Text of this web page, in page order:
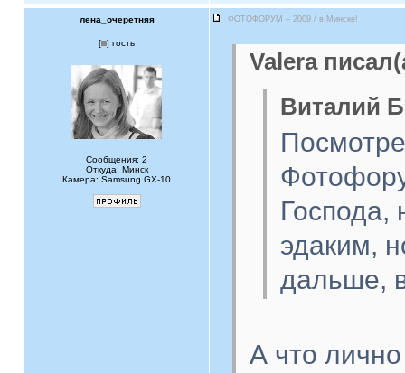
лена_очеретняя ФОТОФОРУМ – 2009 / в Минске!
[ ] гость
Сообщения: 2
Откуда: Минск
Камера: Samsung GX-10
Valera
Виталий
Господа,
эдаким,
дальше,
А что